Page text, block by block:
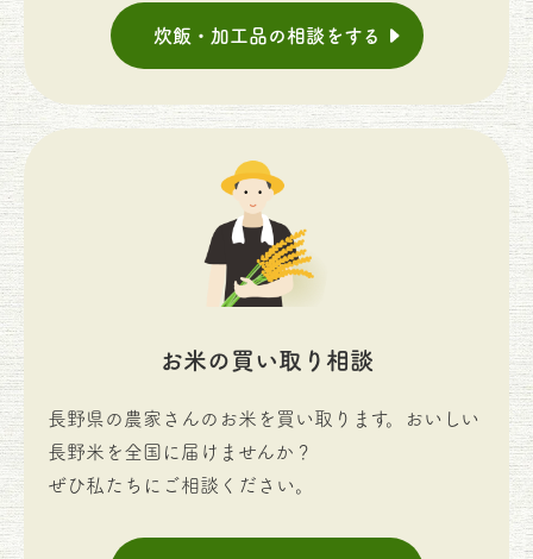
炊飯・加工品の相談をする
お米の買い取り相談
長野県の農家さんのお米を買い取ります。おいしい
長野米を全国に届けませんか？
ぜひ私たちにご相談ください。